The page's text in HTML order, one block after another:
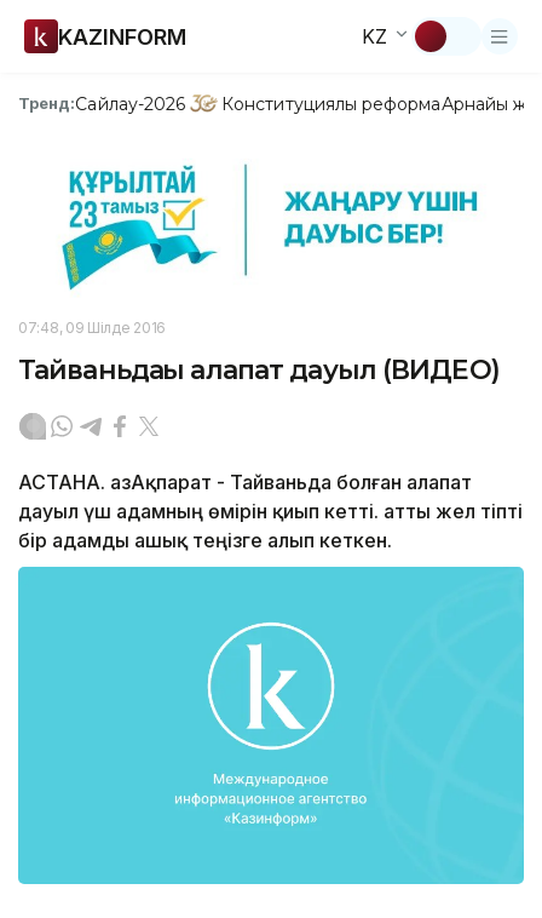
KAZINFORM KZ
Тренд:Сайлау-2026 Конституциялық реформаАрнайы
07:48, 09 Шілде 2016
Тайваньдағы алапат дауыл (ВИДЕО)
АСТАНА. ҚазАқпарат - Тайваньда болған алапат
дауыл үш адамның өмірін қиып кетті. Қатты жел тіпті
бір адамды ашық теңізге алып кеткен.